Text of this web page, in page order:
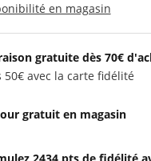
en magasin
gratuite dès 70€
50€ avec la carte fidélité
gratuit en magasin